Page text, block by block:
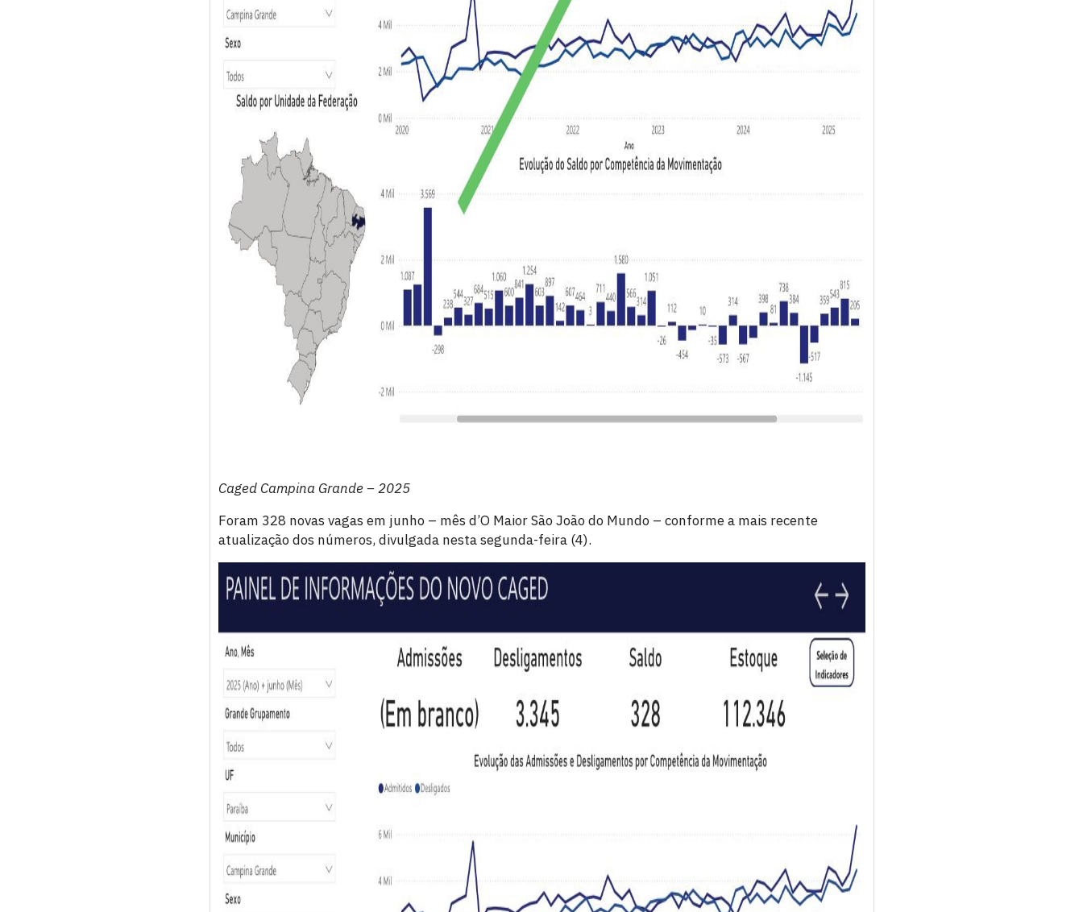
Caged Campina Grande – 2025
Foram 328 novas vagas em junho – mês d’O Maior São João do Mundo – conforme a mais recente
atualização dos números, divulgada nesta segunda-feira (4).